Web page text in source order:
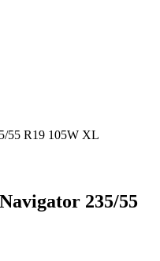
55 R19 105W XL
235/55